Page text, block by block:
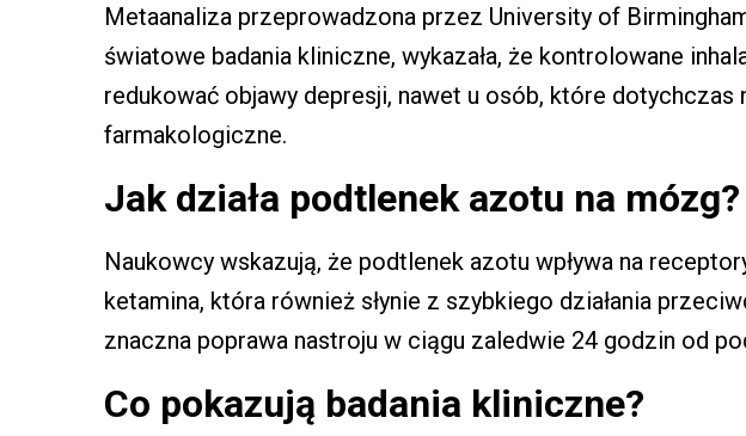
Metaanaliza przeprowadzona przez University of
światowe badania kliniczne, wykazała, że kontrolowane
redukować objawy depresji, nawet u osób, które dotychczas
farmakologiczne.
Jak działa podtlenek azotu na mózg?
Naukowcy wskazują, że podtlenek azotu wpływa na
ketamina, która również słynie z szybkiego działania
znaczna poprawa nastroju w ciągu zaledwie 24 godzin od
Co pokazują badania kliniczne?